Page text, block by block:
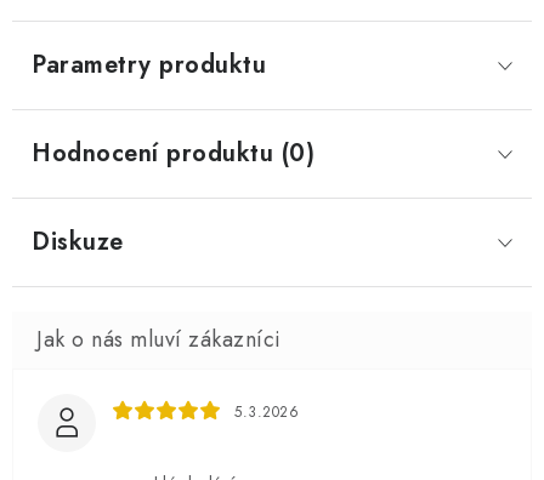
Parametry produktu
Hodnocení produktu (0)
Diskuze
5.3.2026